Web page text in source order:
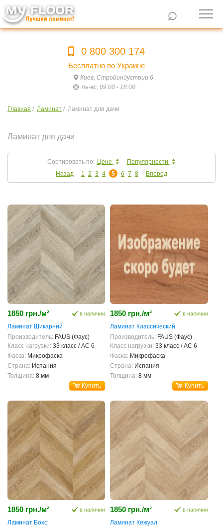
⌕
0 800 300 174
Бесплатно по Украине
Киев, Стройиндустрии 6
пн-вс, 09:00 - 18:00
Главная / Ламинат / Ламинат для дачи
Ламинат для дачи
Сортировать по: Цене
Популярности
Назад
1 2 3 4 5 6 7 8 Вперед
1850 грн./м² в наличии
Ламинат Шикарний
Производитель: FAUS (Фаус)
Класс нагрузки: 33 класс / AC 6
Фаска: Микрофаска
Страна: Испания
Толщина: 8 мм
Купить
1850 грн./м² в наличии
Ламинат Классический
Производитель: FAUS (Фаус)
Класс нагрузки: 33 класс / AC 6
Фаска: Микрофаска
Страна: Испания
Толщина: 8 мм
Купить
1850 грн./м² в наличии
Ламинат Бохо
1850 грн./м² в наличии
Ламинат Кежуал